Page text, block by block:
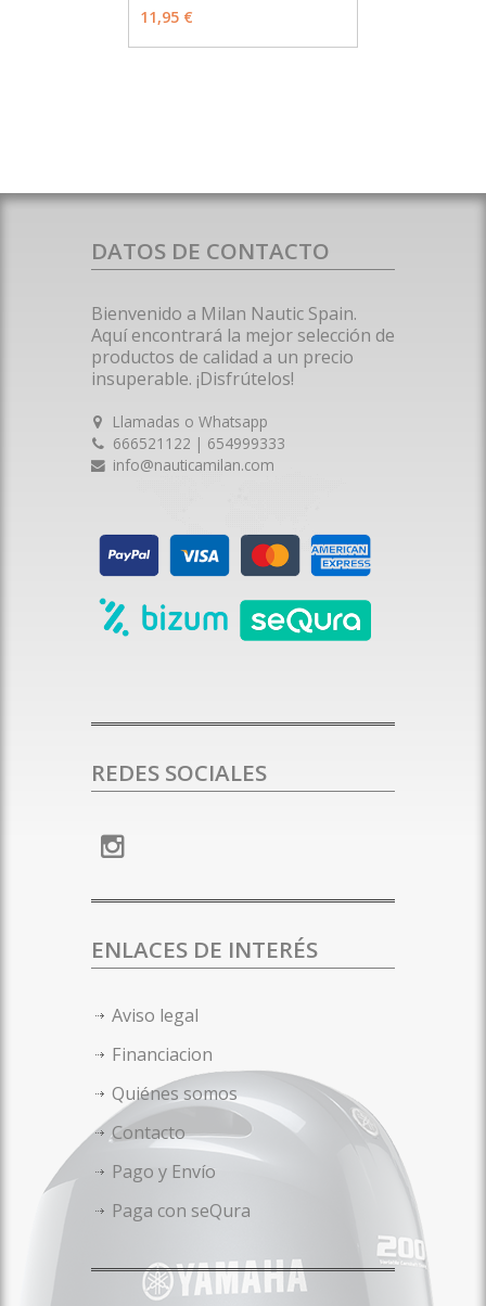
11,95 €
DATOS DE CONTACTO
Bienvenido a Milan Nautic Spain.
Aquí encontrará la mejor selección de
productos de calidad a un precio
insuperable. ¡Disfrútelos!
Llamadas o Whatsapp
666521122 | 654999333
info@nauticamilan.com
REDES SOCIALES
ENLACES DE INTERÉS
Aviso legal
Financiacion
Quiénes somos
Contacto
Pago y Envío
Paga con seQura